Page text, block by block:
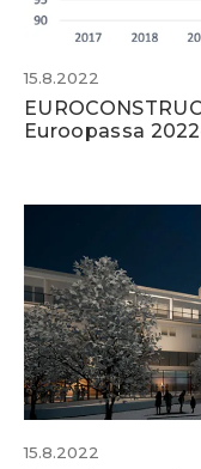
15.8.2022
Euroopassa
15.8.2022